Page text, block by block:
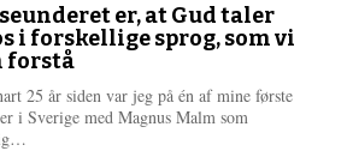
er, at Gud taler
i forskellige sprog, som vi
forstå
25 år siden var jeg på én af mine første
i Sverige med Magnus Malm som